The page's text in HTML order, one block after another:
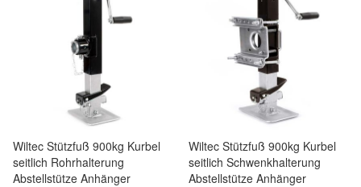
Wiltec Stützfuß 900kg Kurbel
seitlich Rohrhalterung
Abstellstütze Anhänger
Wiltec Stützfuß 900kg Kurbel
seitlich Schwenkhalterung
Abstellstütze Anhänger